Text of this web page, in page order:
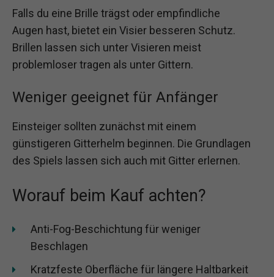
Falls du eine Brille trägst oder empfindliche
Augen hast, bietet ein Visier besseren Schutz.
Brillen lassen sich unter Visieren meist
problemloser tragen als unter Gittern.
Weniger geeignet für Anfänger
Einsteiger sollten zunächst mit einem
günstigeren Gitterhelm beginnen. Die Grundlagen
des Spiels lassen sich auch mit Gitter erlernen.
Worauf beim Kauf achten?
Anti-Fog-Beschichtung für weniger
Beschlagen
Kratzfeste Oberfläche für längere Haltbarkeit